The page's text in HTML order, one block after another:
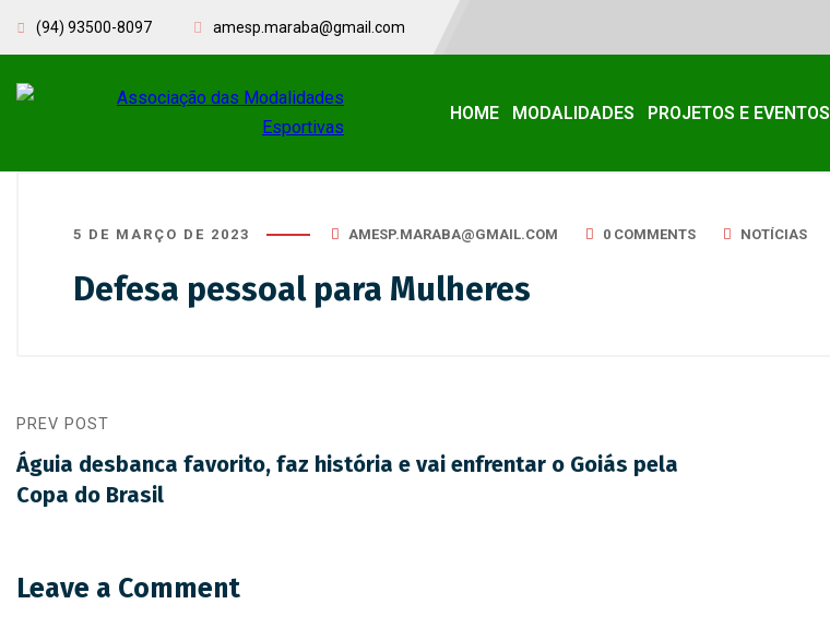
(94) 93500-8097 amesp.maraba@gmail.com
HOME MODALIDADES PROJETOS E EVENTOS
5 DE MARÇO DE 2023 AMESP.MARABA@GMAIL.COM 0 COMMENTS NOTÍCIAS
Defesa pessoal para Mulheres
PREV POST
Águia desbanca favorito, faz história e vai enfrentar o Goiás pela
Copa do Brasil
Leave a Comment